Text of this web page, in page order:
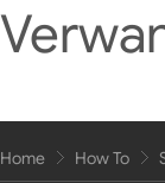
Home How To